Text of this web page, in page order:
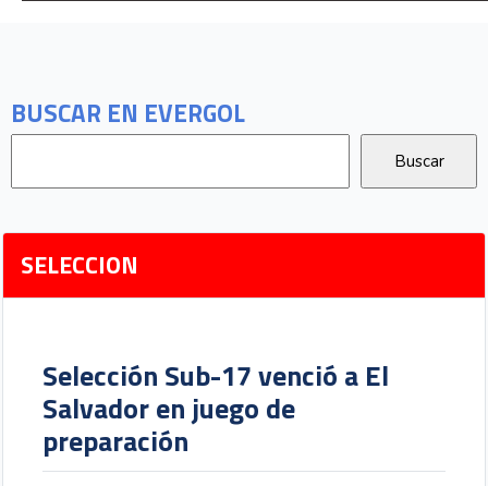
BUSCAR EN EVERGOL
SELECCION
Selección Sub-17 venció a El
Salvador en juego de
preparación